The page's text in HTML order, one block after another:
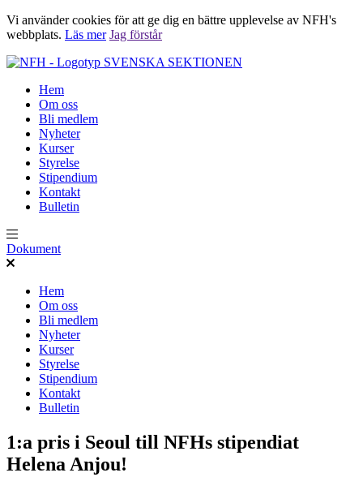
Vi använder cookies för att ge dig en bättre upplevelse av NFH's
webbplats. Läs mer Jag förstår
SVENSKA SEKTIONEN
Hem
Om oss
Bli medlem
Nyheter
Kurser
Styrelse
Stipendium
Kontakt
Bulletin
Dokument
Hem
Om oss
Bli medlem
Nyheter
Kurser
Styrelse
Stipendium
Kontakt
Bulletin
1:a pris i Seoul till NFHs stipendiat
Helena Anjou!